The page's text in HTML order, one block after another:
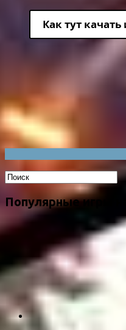
Как тут
Популярные игры